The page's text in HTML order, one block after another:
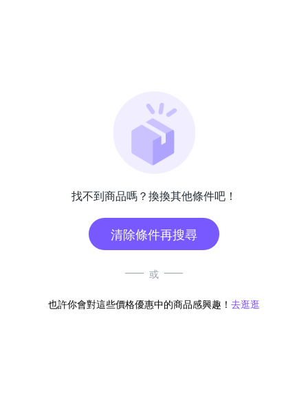
找不到商品嗎？換換其他條件吧！
清除條件再搜尋
或
也許你會對這些價格優惠中的商品感興趣！ 去逛逛